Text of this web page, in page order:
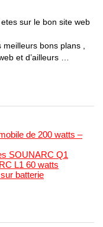
sur le bon site web
meilleurs bons plans ,
et d’ailleurs …
de 200 watts –
SOUNARC Q1
L1 60 watts
batterie